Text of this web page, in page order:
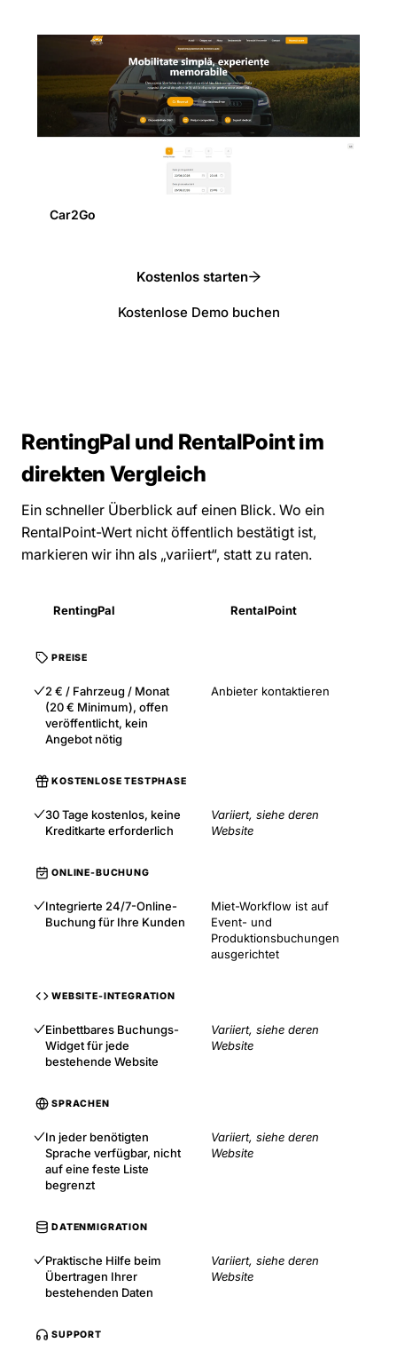
Car2Go
Kostenlos starten
Kostenlose Demo buchen
RentingPal und RentalPoint im
direkten Vergleich
Ein schneller Überblick auf einen Blick. Wo ein
RentalPoint-Wert nicht öffentlich bestätigt ist,
markieren wir ihn als „variiert“, statt zu raten.
RentingPal RentalPoint
PREISE
2 € / Fahrzeug / Monat
(20 € Minimum), offen
veröffentlicht, kein
Angebot nötig
Anbieter kontaktieren
KOSTENLOSE TESTPHASE
30 Tage kostenlos, keine
Kreditkarte erforderlich
Variiert, siehe deren
Website
ONLINE-BUCHUNG
Integrierte 24/7-Online-
Buchung für Ihre Kunden
Miet-Workflow ist auf
Event- und
Produktionsbuchungen
ausgerichtet
WEBSITE-INTEGRATION
Einbettbares Buchungs-
Widget für jede
bestehende Website
Variiert, siehe deren
Website
SPRACHEN
In jeder benötigten
Sprache verfügbar, nicht
auf eine feste Liste
begrenzt
Variiert, siehe deren
Website
DATENMIGRATION
Praktische Hilfe beim
Übertragen Ihrer
bestehenden Daten
Variiert, siehe deren
Website
SUPPORT